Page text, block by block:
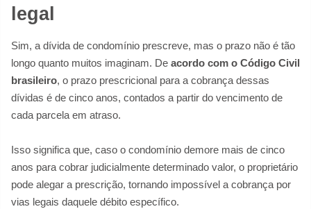
legal
Sim, a dívida de condomínio prescreve, mas o prazo não é tão
longo quanto muitos imaginam. De acordo com o Código Civil
brasileiro, o prazo prescricional para a cobrança dessas
dívidas é de cinco anos, contados a partir do vencimento de
cada parcela em atraso.
Isso significa que, caso o condomínio demore mais de cinco
anos para cobrar judicialmente determinado valor, o proprietário
pode alegar a prescrição, tornando impossível a cobrança por
vias legais daquele débito específico.